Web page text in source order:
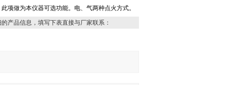
项做为本仪器可选功能。电、气两种点火方式。
产品信息，填写下表直接与厂家联系：